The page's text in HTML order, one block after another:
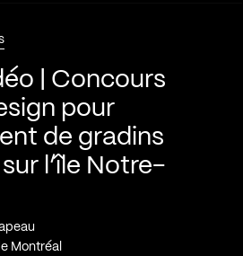
| Concours
pour
de gradins
l’île Notre-
Montréal